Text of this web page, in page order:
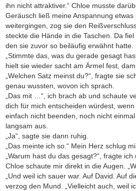
ihn nicht attraktiver.“ Chloe musste
Geräusch ließ meine Anspannung etwas
weitergingen, zog sie den
steckte die Hände in die Taschen. Da fiel
den sie zuvor so beiläufig erwähnt hatte.
„Stimmte das, was du gerade gesagt
hielt sie wieder sacht am Ärmel fest,
„Welchen Satz meinst du?“, fragte sie
genau wussten, wovon ich sprach.
„Das mit …“, ich brach ab und schaute
dich für mich entscheiden würdest,
einfach nicht beenden, noch nicht
langsam aus.
„Ja“, sagte sie dann ruhig.
„Das meinte ich so.“ Mein Herz schlug
„Warum hast du das gesagt?“, fragte ich
Chloe schaute mir direkt in die Augen.
„Und weil ich sauer war. Auf David. Auf
verzog den Mund. „Vielleicht auch, weil